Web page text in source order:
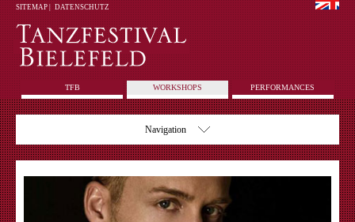
SITEMAP| DATENSCHUTZ
TFB WORKSHOPS PERFORMANCES
Navigation